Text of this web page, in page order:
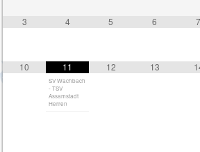
3 4 5 6 7
10 11
SV Wachbach
- TSV
Assamstadt
Herren
12 13